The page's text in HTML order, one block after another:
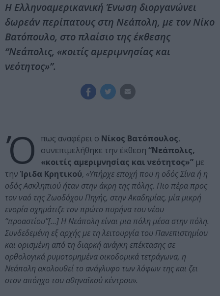
Η Ελληνοαμερικανική Ένωση διοργανώνει
δωρεάν περίπατους στη Νεάπολη, με τον Νίκο
Βατόπουλο, στο πλαίσιο της έκθεσης
“Νεάπολις, «κοιτίς αμεριμνησίας και
νεότητος»”.
Ό πως αναφέρει ο Νίκος Βατόπουλος,
συνεπιμελήθηκε την έκθεση “Νεάπολις,
«κοιτίς αμεριμνησίας και νεότητος»” με
την Ίριδα Κρητικού, «Υπήρχε εποχή που η οδός Σίνα ή η
οδός Ασκληπιού ήταν στην άκρη της πόλης. Πιο πέρα προς
τον ναό της Ζωοδόχου Πηγής, στην Ακαδημίας, μία μικρή
ενορία σχημάτιζε τον πρώτο πυρήνα του νέου
“προαστίου”[…] Η Νεάπολη είναι μια πόλη μέσα στην πόλη.
Συνδεδεμένη εξ αρχής με τη λειτουργία του Πανεπιστημίου
και ορισμένη από τη διαρκή ανάγκη επέκτασης σε
ορθολογικά ρυμοτομημένα οικοδομικά τετράγωνα, η
Νεάπολη ακολουθεί το ανάγλυφο των λόφων της και ζει
στον απόηχο του αθηναϊκού κέντρου».